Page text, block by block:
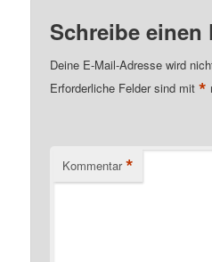
Schreibe einen
Deine E-Mail-Adresse wird
Erforderliche Felder sind mit*
Kommentar *